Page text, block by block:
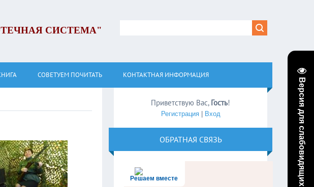
Версия для слабовидящих
СИСТЕМА"
СОВЕТУЕМ ПОЧИТАТЬ КОНТАКТНАЯ ИНФОРМАЦИЯ
Приветствую Вас, Гость!
Регистрация| Вход
ОБРАТНАЯ СВЯЗЬ
Решаем вместе